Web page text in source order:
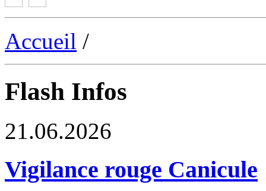
Accueil /
Flash Infos
21.06.2026
Vigilance rouge Canicule